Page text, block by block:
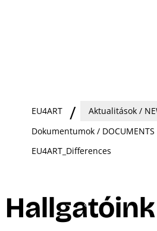
EU4ART
Aktualitások /
Dokumentumok / DOCUMENTS
EU4ART_Differences